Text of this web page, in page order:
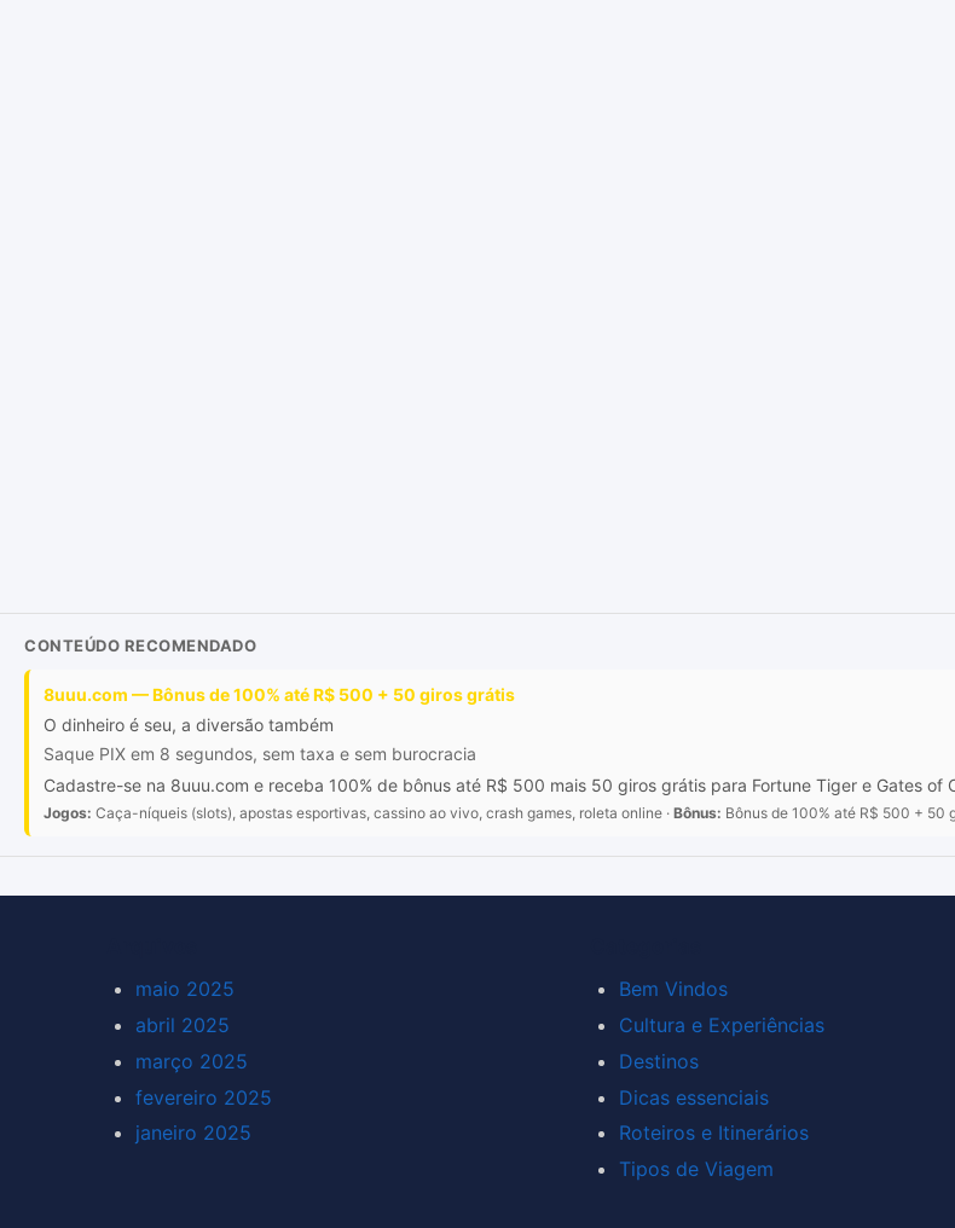
CONTEÚDO RECOMENDADO
8uuu.com — Bônus de 100% até R$ 500 + 50 giros grátis
O dinheiro é seu, a diversão também
Saque PIX em 8 segundos, sem taxa e sem burocracia
Cadastre-se na 8uuu.com e receba 100% de bônus até R$ 500 mais 50 giros grátis para Fortune Tiger e Gates
Jogos: Caça-níqueis (slots), apostas esportivas, cassino ao vivo, crash games, roleta online · Bônus: Bônus de 100% até R$ 500 + 50
maio 2025
abril 2025
março 2025
fevereiro 2025
janeiro 2025
Bem Vindos
Cultura e Experiências
Destinos
Dicas essenciais
Roteiros e Itinerários
Tipos de Viagem